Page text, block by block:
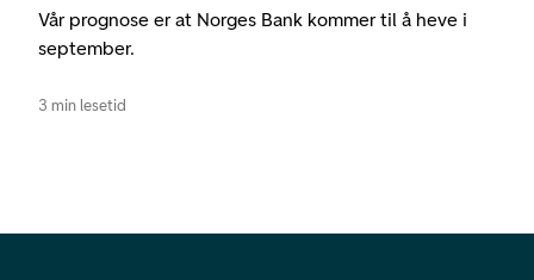
Vår prognose er at Norges Bank kommer til å heve i
september.
3 min lesetid